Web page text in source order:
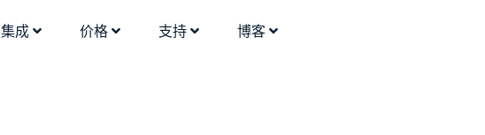
集成 价格 支持 博客